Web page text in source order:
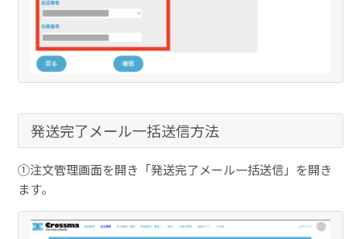
発送完了メール一括送信方法
①注文管理画面を開き「発送完了メール一括送信」を開き
ます。